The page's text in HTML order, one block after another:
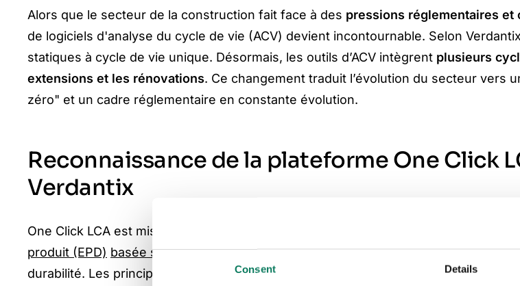
Consent Details
Alors que le secteur de la construction fait face à des pressions réglementaires et
de logiciels d'analyse du cycle de vie (ACV) devient incontournable. Selon
statiques à cycle de vie unique. Désormais, les outils d’ACV intègrent plusieurs
extensions et les rénovations. Ce changement traduit l’évolution du secteur vers
zéro" et un cadre réglementaire en constante évolution.
Reconnaissance de la plateforme One Click
Verdantix
One Click LCA est mis en avant dans le rapport, en partie pour son approche
produit (EPD) basée sur l'IA, conçue pour rationaliser les flux de travail, améliorer
durabilité. Les principales capacités de la plateforme sont les suivantes :